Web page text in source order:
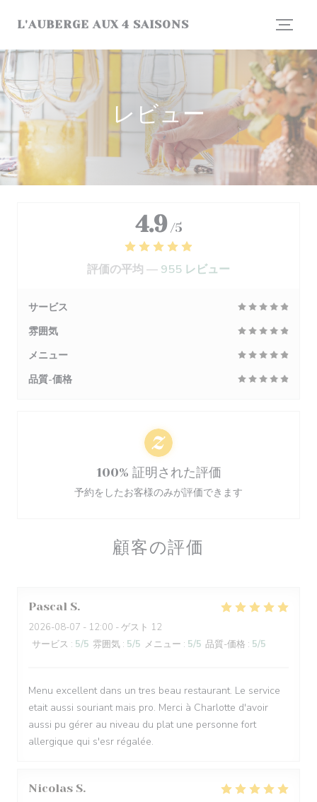
L'AUBERGE AUX 4 SAISONS
レビュー
顧客の評価
Pascal S
2026-08-07 - 12:00 - ゲスト 12
サービス : 5/5 雰囲気 : 5/5 メニュー : 5/5 品質-価格 : 5/5
Menu excellent dans un tres beau restaurant. Le service
etait aussi souriant mais pro. Merci à Charlotte d'avoir
aussi pu gérer au niveau du plat une personne fort
allergique qui s'esr régalée.
Nicolas S
4.9 /5
評価の平均 — 955 レビュー
サービス
雰囲気
メニュー
品質-価格
100% 証明された評価
予約をしたお客様のみが評価できます